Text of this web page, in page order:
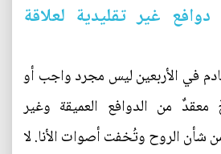
غير تقليدية لعلاقة
في الأربعين ليس مجرد واجب أو
من الدوافع العميقة وغير
شأن الروح وتُخفت أصوات الأنا. لا